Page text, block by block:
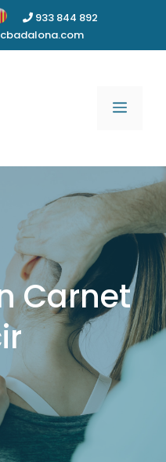
933 844 892
Menú
Carnet